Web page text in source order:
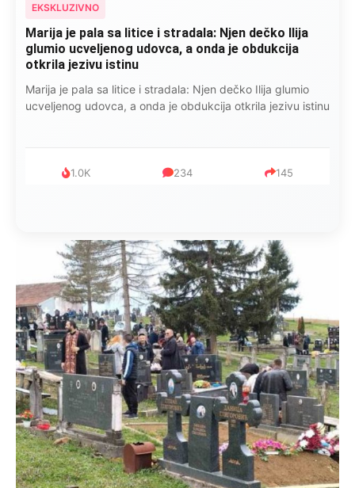
EKSKLUZIVNO
Marija je pala sa litice i stradala: Njen dečko Ilija
glumio ucveljenog udovca, a onda je obdukcija
otkrila jezivu istinu
Marija je pala sa litice i stradala: Njen dečko Ilija glumio
ucveljenog udovca, a onda je obdukcija otkrila jezivu istinu
1.0K 234 145